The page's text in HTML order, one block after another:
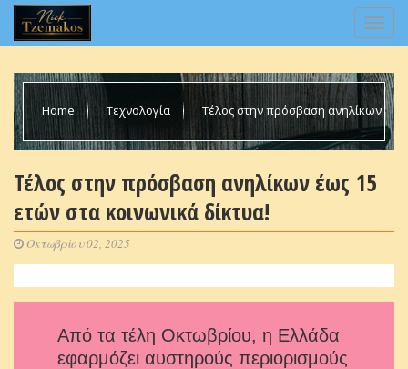
Home Τεχνολογία Τέλος στην πρόσβαση ανηλίκων
Τέλος στην πρόσβαση ανηλίκων έως 15
ετών στα κοινωνικά δίκτυα!
Οκτωβρίου 02, 2025
Από τα τέλη Οκτωβρίου, η Ελλάδα
εφαρμόζει αυστηρούς περιορισμούς